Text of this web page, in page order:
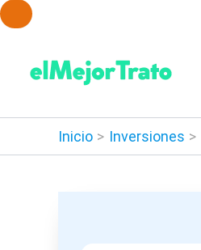
contenido
Inicio Inversiones